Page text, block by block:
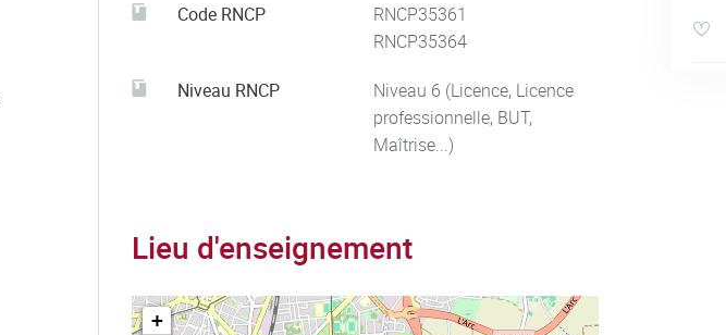
Code RNCP
RNCP35361
RNCP35364
Niveau RNCP
Niveau 6 (Licence, Licence
professionnelle, BUT,
Maîtrise...)
Lieu d'enseignement
+